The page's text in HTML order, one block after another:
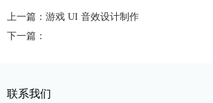
上一篇：游戏 UI 音效设计制作
下一篇：
联系我们